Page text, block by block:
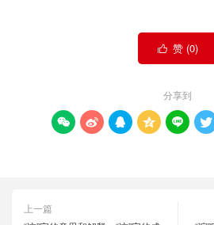
 赞 (0)
分享到
     
上一篇